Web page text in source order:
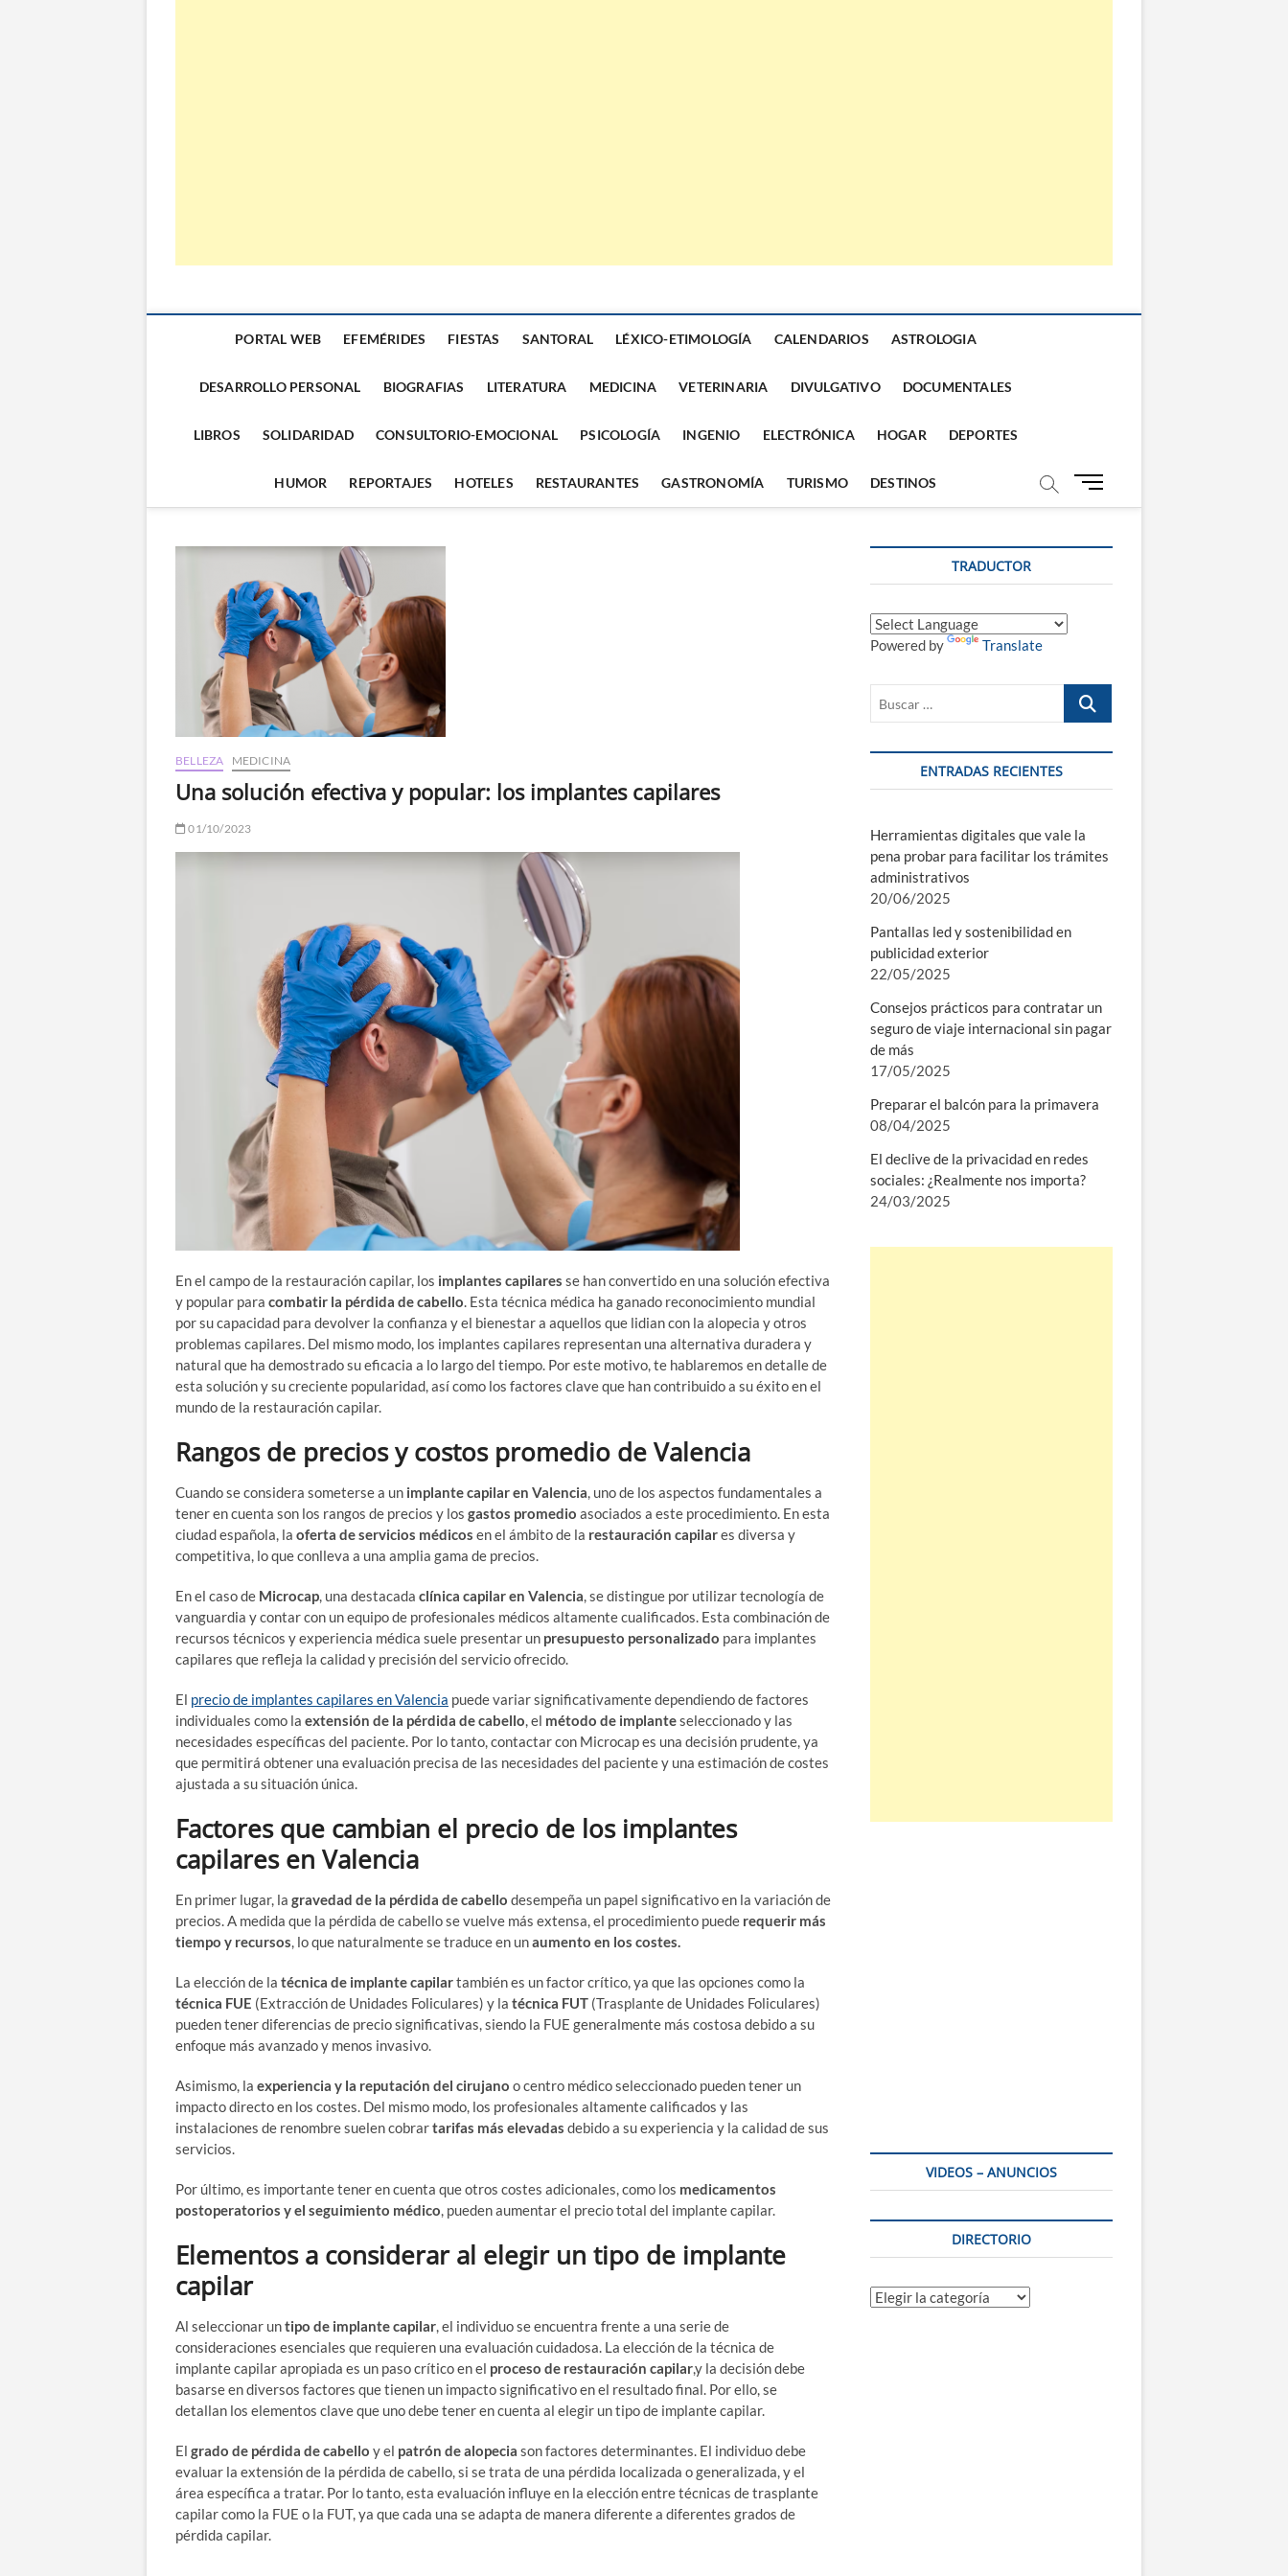
PORTAL WEB EFEMÉRIDES FIESTAS SANTORAL LÉXICO-ETIMOLOGÍA CALENDARIOS ASTROLOGIA
DESARROLLO PERSONAL BIOGRAFIAS LITERATURA MEDICINA VETERINARIA DIVULGATIVO DOCUMENTALES
LIBROS SOLIDARIDAD CONSULTORIO-EMOCIONAL PSICOLOGÍA INGENIO ELECTRÓNICA HOGAR DEPORTES
HUMOR REPORTAJES HOTELES RESTAURANTES GASTRONOMÍA TURISMO DESTINOS
B
ó
d
ú
BELLEZA MEDICINA
Una solución efectiva y popular: los implantes capilares
01/10/2023
En el campo de la restauración capilar, los implantes capilares se han convertido en una solución efectiva
y popular para combatir la pérdida de cabello. Esta técnica médica ha ganado reconocimiento mundial
por su capacidad para devolver la confianza y el bienestar a aquellos que lidian con la alopecia y otros
problemas capilares. Del mismo modo, los implantes capilares representan una alternativa duradera y
natural que ha demostrado su eficacia a lo largo del tiempo. Por este motivo, te hablaremos en detalle de
esta solución y su creciente popularidad, así como los factores clave que han contribuido a su éxito en el
mundo de la restauración capilar.
Rangos de precios y costos promedio de Valencia
Cuando se considera someterse a un implante capilar en Valencia, uno de los aspectos fundamentales a
tener en cuenta son los rangos de precios y los gastos promedio asociados a este procedimiento. En esta
ciudad española, la oferta de servicios médicos en el ámbito de la restauración capilares diversa y
competitiva, lo que conlleva a una amplia gama de precios.
En el caso de Microcap, una destacada clínica capilar en Valencia, se distingue por utilizar tecnología de
vanguardia y contar con un equipo de profesionales médicos altamente cualificados. Esta combinación de
recursos técnicos y experiencia médica suele presentar un presupuesto personalizado para implantes
capilares que refleja la calidad y precisión del servicio ofrecido.
El precio de implantes capilares en Valencia puede variar significativamente dependiendo de factores
individuales como la extensión de la pérdida de cabello, el método de implanteseleccionado y las
necesidades específicas del paciente. Por lo tanto, contactar con Microcap es una decisión prudente, ya
que permitirá obtener una evaluación precisa de las necesidades del paciente y una estimación de costes
ajustada a su situación única.
Factores que cambian el precio de los implantes
capilares en Valencia
En primer lugar, la gravedad de la pérdida de cabello desempeña un papel significativo en la variación de
precios. A medida que la pérdida de cabello se vuelve más extensa, el procedimiento puede requerir más
tiempo y recursos, lo que naturalmente se traduce en unaumento en los costes.
La elección de la técnica de implante capilartambién es un factor crítico, ya que las opciones como la
técnica FUE (Extracción de Unidades Foliculares) y la técnica FUT (Trasplante de Unidades Foliculares)
pueden tener diferencias de precio significativas, siendo la FUE generalmente más costosa debido a su
enfoque más avanzado y menos invasivo.
Asimismo, la experiencia y la reputación del cirujano o centro médico seleccionado pueden tener un
impacto directo en los costes. Del mismo modo, los profesionales altamente calificados y las
instalaciones de renombre suelen cobrartarifas más elevadas debido a su experiencia y la calidad de sus
servicios.
Por último, es importante tener en cuenta que otros costes adicionales, como los medicamentos
postoperatorios y el seguimiento médico, pueden aumentar el precio total del implante capilar.
Elementos a considerar al elegir un tipo de implante
capilar
Al seleccionar untipo de implante capilar, el individuo se encuentra frente a una serie de
consideraciones esenciales que requieren una evaluación cuidadosa. La elección de la técnica de
implante capilar apropiada es un paso crítico en el proceso de restauración capilar,y la decisión debe
basarse en diversos factores que tienen un impacto significativo en el resultado final. Por ello, se
detallan los elementos clave que uno debe tener en cuenta al elegir un tipo de implante capilar.
El grado de pérdida de cabello y el patrón de alopecia son factores determinantes. El individuo debe
evaluar la extensión de la pérdida de cabello, si se trata de una pérdida localizada o generalizada, y el
área específica a tratar. Por lo tanto, esta evaluación influye en la elección entre técnicas de trasplante
capilar como la FUE o la FUT, ya que cada una se adapta de manera diferente a diferentes grados de
pérdida capilar.
TRADUCTOR
Powered by Translate
Buscar
ENTRADAS RECIENTES
Herramientas digitales que vale la
pena probar para facilitar los trámites
administrativos
20/06/2025
Pantallas led y sostenibilidad en
publicidad exterior
22/05/2025
Consejos prácticos para contratar un
seguro de viaje internacional sin pagar
de más
17/05/2025
Preparar el balcón para la primavera
08/04/2025
El declive de la privacidad en redes
sociales: ¿Realmente nos importa?
24/03/2025
VIDEOS – ANUNCIOS
DIRECTORIO
Directorio